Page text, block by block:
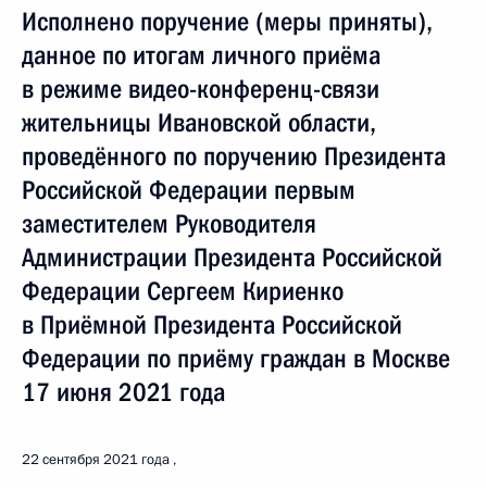
Исполнено поручение (меры приняты),
данное по итогам личного приёма
в режиме видео-конференц-связи
жительницы Ивановской области,
проведённого по поручению Президента
Российской Федерации первым
заместителем Руководителя
Администрации Президента Российской
Федерации Сергеем Кириенко
в Приёмной Президента Российской
Федерации по приёму граждан в Москве
17 июня 2021 года
22 сентября 2021 года